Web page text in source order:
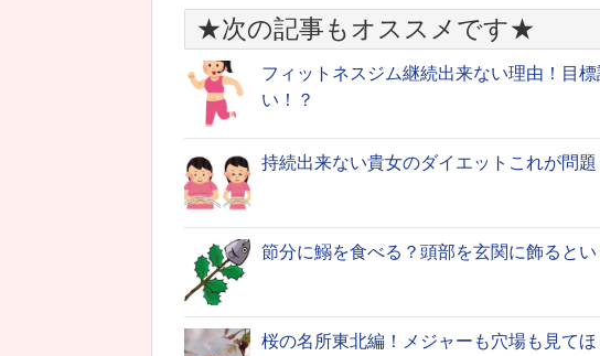
★次の記事もオススメです★
フィットネスジム継続出来ない理由！目
い！？
持続出来ない貴女のダイエットこれが問題
節分に鰯を食べる？頭部を玄関に飾るとい
桜の名所東北編！メジャーも穴場も見て